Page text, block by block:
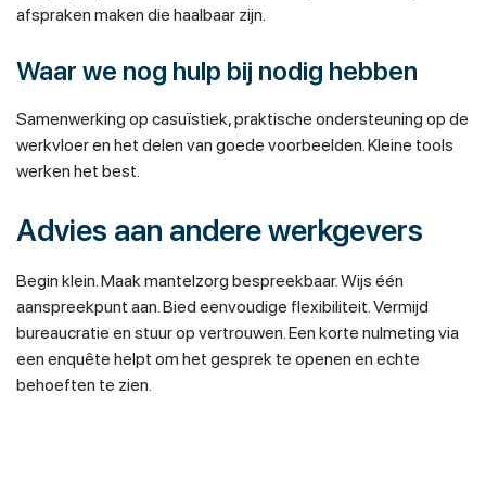
afspraken maken die haalbaar zijn.
Waar we nog hulp bij nodig hebben
Samenwerking op casuïstiek, praktische ondersteuning op de
werkvloer en het delen van goede voorbeelden. Kleine tools
werken het best.
Advies aan andere werkgevers
Begin klein. Maak mantelzorg bespreekbaar. Wijs één
aanspreekpunt aan. Bied eenvoudige flexibiliteit. Vermijd
bureaucratie en stuur op vertrouwen. Een korte nulmeting via
een enquête helpt om het gesprek te openen en echte
behoeften te zien.